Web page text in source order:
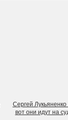
Сергей
вот они идут на